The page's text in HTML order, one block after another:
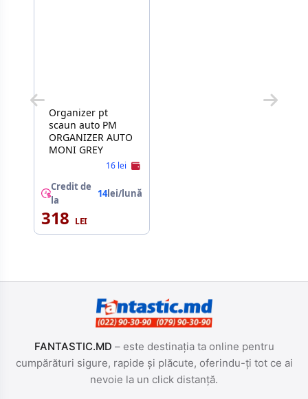
Organizer pt
scaun auto PM
ORGANIZER AUTO
MONI GREY
16 lei
Credit de
la
14lei/lună
318
FANTASTIC.MD – este destinația ta online pentru
cumpărături sigure, rapide și plăcute, oferindu-ți tot ce ai
nevoie la un click distanță.